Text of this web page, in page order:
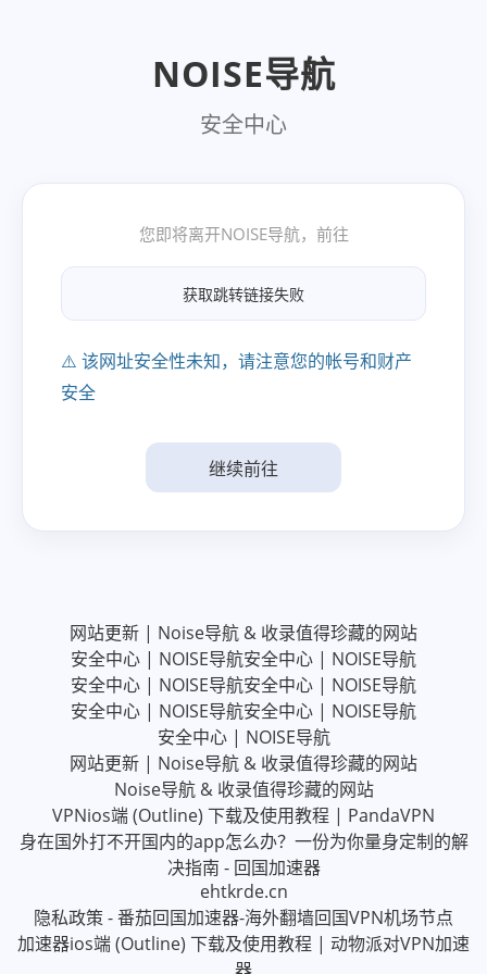
NOISE导航
安全中心
您即将离开NOISE导航，前往
获取跳转链接失败
⚠️ 该网址安全性未知，请注意您的帐号和财产
安全
继续前往
网站更新 | Noise导航 & 收录值得珍藏的网站
安全中心 | NOISE导航安全中心 | NOISE导航
安全中心 | NOISE导航安全中心 | NOISE导航
安全中心 | NOISE导航安全中心 | NOISE导航
安全中心 | NOISE导航
网站更新 | Noise导航 & 收录值得珍藏的网站
Noise导航 & 收录值得珍藏的网站
VPNios端 (Outline) 下载及使用教程 | PandaVPN
身在国外打不开国内的app怎么办？一份为你量身定制的解
决指南 - 回国加速器
ehtkrde.cn
隐私政策 - 番茄回国加速器-海外翻墙回国VPN机场节点
加速器ios端 (Outline) 下载及使用教程 | 动物派对VPN加速
器